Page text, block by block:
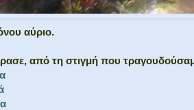
αύριο.
από τη στιγμή που